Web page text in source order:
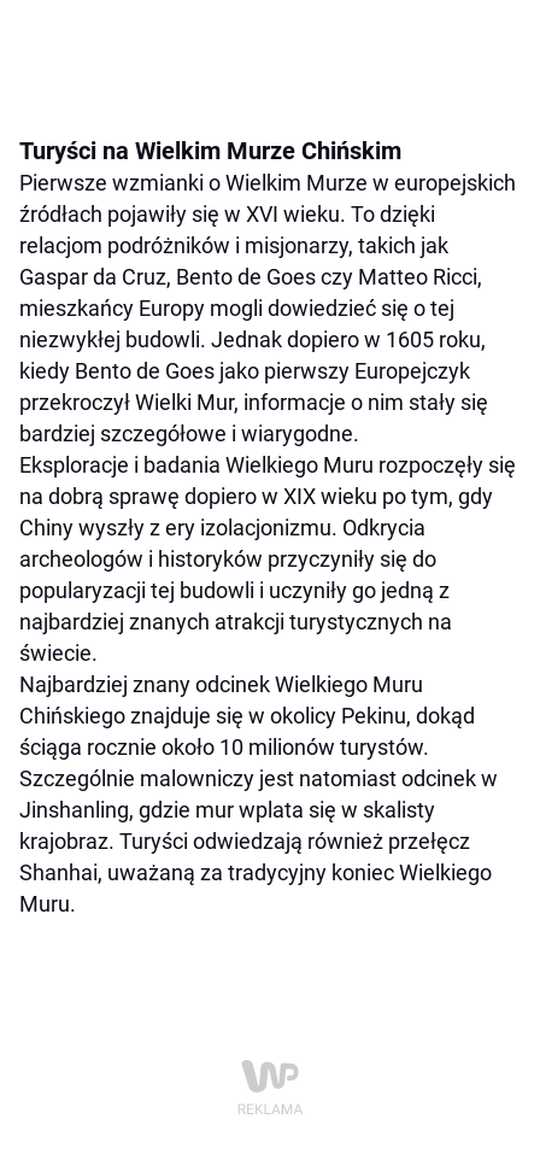
Turyści na Wielkim Murze Chińskim
Pierwsze wzmianki o Wielkim Murze w europejskich
źródłach pojawiły się w XVI wieku. To dzięki
relacjom podróżników i misjonarzy, takich jak
Gaspar da Cruz, Bento de Goes czy Matteo Ricci,
mieszkańcy Europy mogli dowiedzieć się o tej
niezwykłej budowli. Jednak dopiero w 1605 roku,
kiedy Bento de Goes jako pierwszy Europejczyk
przekroczył Wielki Mur, informacje o nim stały się
bardziej szczegółowe i wiarygodne.
Eksploracje i badania Wielkiego Muru rozpoczęły się
na dobrą sprawę dopiero w XIX wieku po tym, gdy
Chiny wyszły z ery izolacjonizmu. Odkrycia
archeologów i historyków przyczyniły się do
popularyzacji tej budowli i uczyniły go jedną z
najbardziej znanych atrakcji turystycznych na
świecie.
Najbardziej znany odcinek Wielkiego Muru
Chińskiego znajduje się w okolicy Pekinu, dokąd
ściąga rocznie około 10 milionów turystów.
Szczególnie malowniczy jest natomiast odcinek w
Jinshanling, gdzie mur wplata się w skalisty
krajobraz. Turyści odwiedzają również przełęcz
Shanhai, uważaną za tradycyjny koniec Wielkiego
Muru.